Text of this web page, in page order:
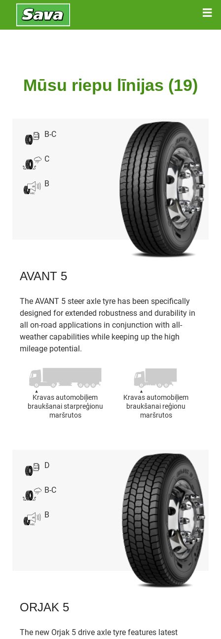
Mūsu riepu līnijas (19)
B-C
C
B
AVANT 5
The AVANT 5 steer axle tyre has been specifically
designed for extended robustness and durability in
all on-road applications in conjunction with all-
weather capabilities while keeping up the high
mileage potential.
Kravas automobiļiem
braukšanai starpreģionu
maršrutos
Kravas automobiļiem
braukšanai reģionu
maršrutos
D
B-C
B
ORJAK 5
The new Orjak 5 drive axle tyre features latest